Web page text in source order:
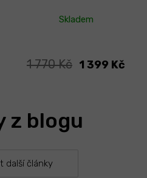
Skladem
1 770 Kč 1 399 Kč
z blogu
další články